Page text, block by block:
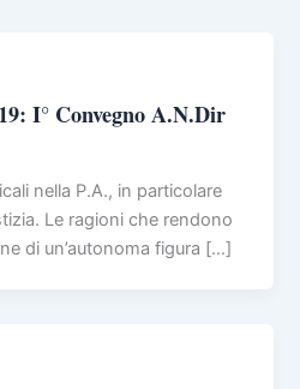
I° Convegno A.N.Dir
nella P.A., in particolare
Le ragioni che rendono
di un’autonoma figura […]